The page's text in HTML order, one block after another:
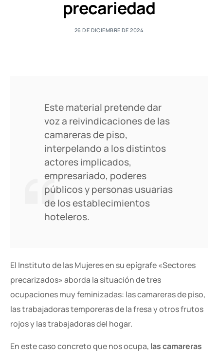
precariedad
26 DE DICIEMBRE DE 2024
Este material pretende dar
voz a reivindicaciones de las
camareras de piso,
interpelando a los distintos
actores implicados,
empresariado, poderes
públicos y personas usuarias
de los establecimientos
hoteleros.
El Instituto de las Mujeres en su epígrafe «Sectores
precarizados» aborda la situación de tres
ocupaciones muy feminizadas: las camareras de piso,
las trabajadoras temporeras de la fresa y otros frutos
rojos y las trabajadoras del hogar.
En este caso concreto que nos ocupa, las camareras